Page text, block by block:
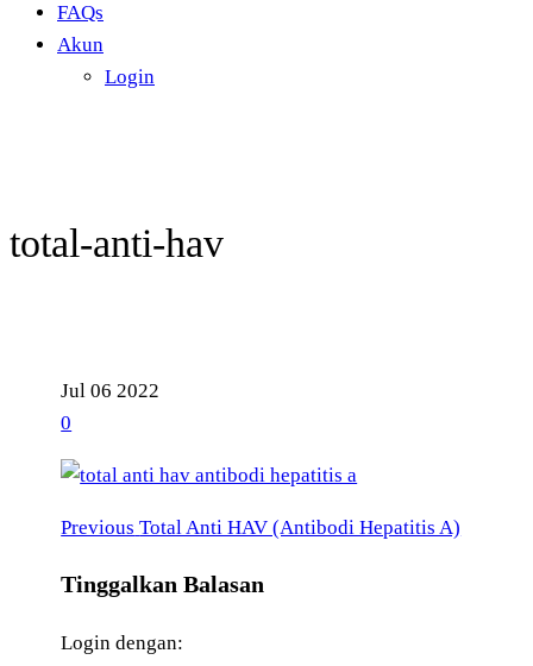
FAQs
Akun
Login
total-anti-hav
Jul06 2022
0
Navigasi
pos
Previous
Previous Total Anti HAV (Antibodi Hepatitis A)
Tinggalkan Balasan
Login dengan: